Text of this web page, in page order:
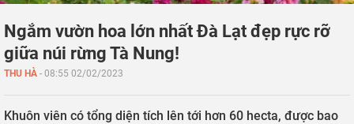
Ngắm vườn hoa lớn nhất Đà Lạt đẹp rực rỡ
giữa núi rừng Tà Nung!
THU HÀ - 08:55 02/02/2023
Khuôn viên có tổng diện tích lên tới hơn 60 hecta, được bao